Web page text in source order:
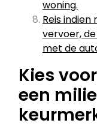
woning.
Reis
vervoer,
met de
Kies
een